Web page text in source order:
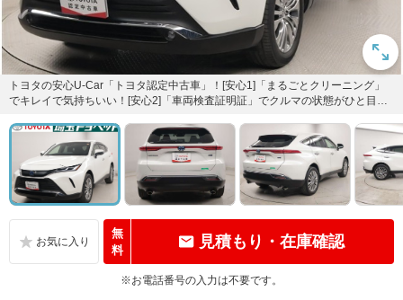
トヨタの安心U-Car「トヨタ認定中古車」！[安心1]「まるごとクリーニング」
でキレイで気持ちいい！[安心2]「車両検査証明証」でクルマの状態がひと目で
無
料
見積もり・在庫確認
※お電話番号の入力は不要です。